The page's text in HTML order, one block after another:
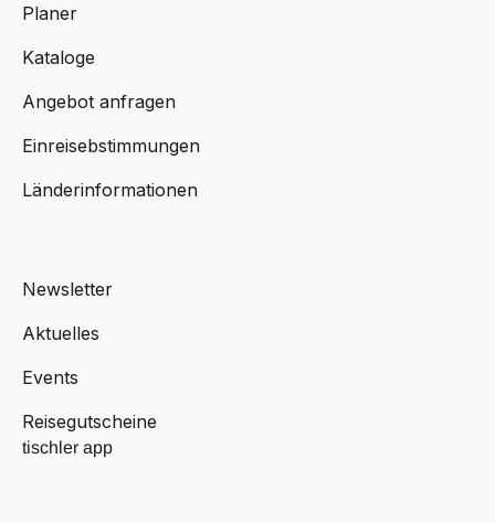
Planer
Kataloge
Angebot anfragen
Einreisebstimmungen
Länderinformationen
Newsletter
Aktuelles
Events
Reisegutscheine
tischler app